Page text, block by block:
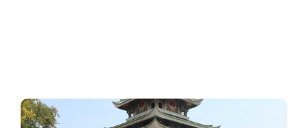
TOUR BÌNH BA NHA TRANG 4N3Đ